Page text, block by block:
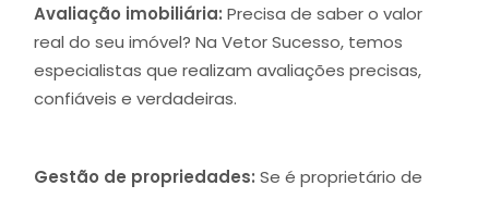
Avaliação imobiliária: Precisa de saber o valor
real do seu imóvel? Na Vetor Sucesso, temos
especialistas que realizam avaliações precisas,
confiáveis e verdadeiras.
Gestão de propriedades: Se é proprietário de